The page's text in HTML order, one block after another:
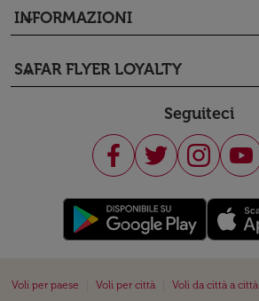
INFORMAZIONI
keyboard_arrow_down
SAFAR FLYER LOYALTY
keyboard_arrow_down
Seguiteci
Voli per paese Voli per città Voli da città a città